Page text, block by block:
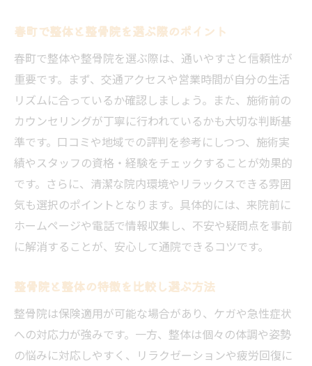
春町で整体と整骨院を選ぶ際のポイント
春町で整体や整骨院を選ぶ際は、通いやすさと信頼性が
重要です。まず、交通アクセスや営業時間が自分の生活
リズムに合っているか確認しましょう。また、施術前の
カウンセリングが丁寧に行われているかも大切な判断基
準です。口コミや地域での評判を参考にしつつ、施術実
績やスタッフの資格・経験をチェックすることが効果的
です。さらに、清潔な院内環境やリラックスできる雰囲
気も選択のポイントとなります。具体的には、来院前に
ホームページや電話で情報収集し、不安や疑問点を事前
に解消することが、安心して通院できるコツです。
整骨院と整体の特徴を比較し選ぶ方法
整骨院は保険適用が可能な場合があり、ケガや急性症状
への対応力が強みです。一方、整体は個々の体調や姿勢
の悩みに対応しやすく、リラクゼーションや疲労回復に